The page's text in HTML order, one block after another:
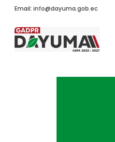
Email: info@dayuma.gob.ec